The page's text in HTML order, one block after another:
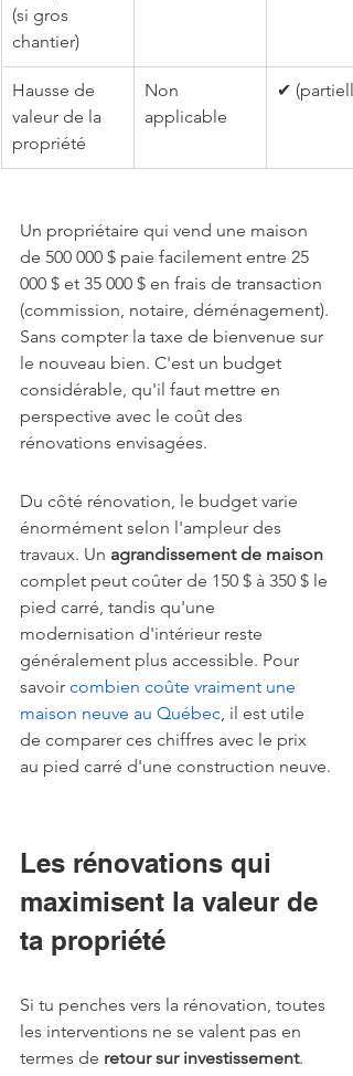
(si gros
chantier)
Hausse de
valeur de la
propriété
Non
applicable
✔
Un propriétaire qui vend une maison
de 500 000 $ paie facilement entre 25
000 $ et 35 000 $ en frais de transaction
(commission, notaire, déménagement).
Sans compter la taxe de bienvenue sur
le nouveau bien. C'est un budget
considérable, qu'il faut mettre en
perspective avec le coût des
rénovations envisagées.
Du côté rénovation, le budget varie
énormément selon l'ampleur des
travaux. Un agrandissement de maison
complet peut coûter de 150 $ à 350 $ le
pied carré, tandis qu'une
modernisation d'intérieur reste
généralement plus accessible. Pour
savoir combien coûte vraiment une
maison neuve au Québec, il est utile
de comparer ces chiffres avec le prix
au pied carré d'une construction neuve.
Les rénovations qui
maximisent la valeur de
ta propriété
Si tu penches vers la rénovation, toutes
les interventions ne se valent pas en
termes de retour sur investissement.